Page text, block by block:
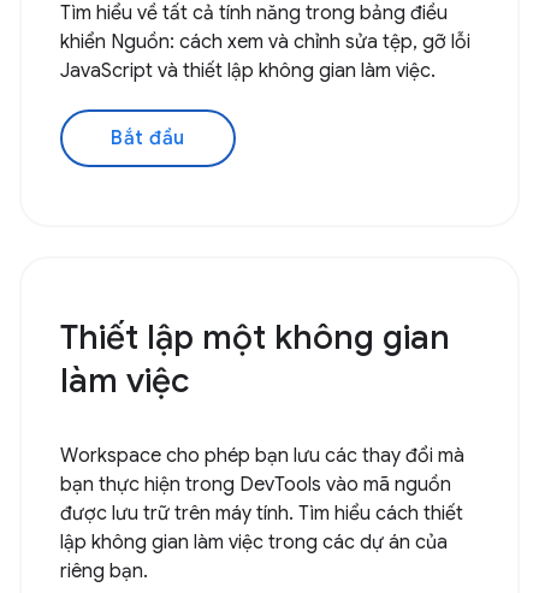
Tìm hiểu về tất cả tính năng trong bảng điều
khiển Nguồn: cách xem và chỉnh sửa tệp, gỡ lỗi
JavaScript và thiết lập không gian làm việc.
Bắt đầu
Thiết lập một không gian
làm việc
Workspace cho phép bạn lưu các thay đổi mà
bạn thực hiện trong DevTools vào mã nguồn
được lưu trữ trên máy tính. Tìm hiểu cách thiết
lập không gian làm việc trong các dự án của
riêng bạn.